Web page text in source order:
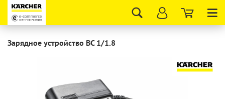
Зарядное устройство BC 1/1.8